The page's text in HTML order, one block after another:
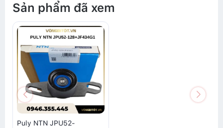
Sản phẩm đã xem
Puly NTN JPU52-